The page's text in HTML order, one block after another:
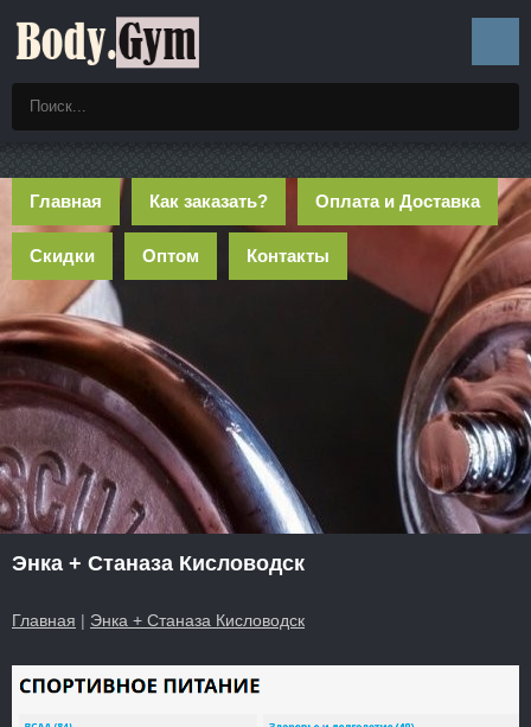
Главная Как заказать? Оплата и Доставка
Скидки Оптом Контакты
Энка + Станаза Кисловодск
Главная | Энка + Станаза Кисловодск